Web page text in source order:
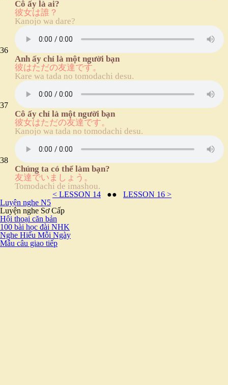
Cô ấy là ai?
彼女は誰？
Kanojo wa dare?
36
Anh ấy chỉ là một người bạn
彼はただの友達です。
Kare wa tada no tomodachi desu.
37
Cô ấy chỉ là một người bạn
彼女はただの友達です。
Kanojo wa tada no tomodachi desu.
38
Chúng ta có thể làm bạn?
友達でいましょう。
Tomodachi de imashou.
< LESSON 14 ●● LESSON 16 >
Luyện nghe N5
Luyện nghe Sơ Cấp
Hội thoại căn bản
100 bài học đài NHK
Nghe Hiểu Mỗi Ngày
Mẫu câu giao tiếp